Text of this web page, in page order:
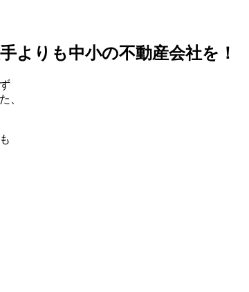
よりも中小の不動産会社を！
、